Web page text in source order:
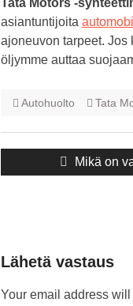
asiantuntijoita
ajoneuvon tarpeet. Jos
öljymme auttaa
Autohuolto Tata
Navigointi
Edellinen
Mikä on
Lähetä vastaus
Your email address